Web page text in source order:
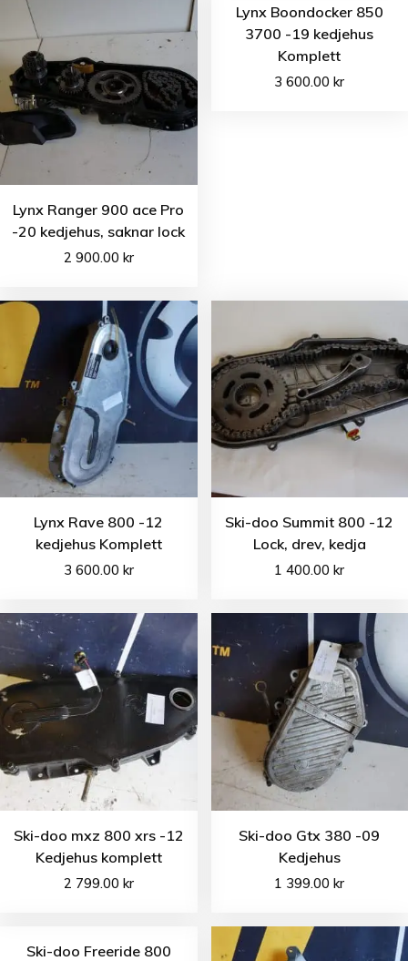
Lynx Ranger 900 ace Pro
-20 kedjehus, saknar lock
2 900.00 kr
Lynx Boondocker 850
3700 -19 kedjehus
Komplett
3 600.00kr
Lynx Rave 800 -12
kedjehus Komplett
3 600.00 kr
Ski-doo Summit 800 -12
Lock, drev, kedja
1 400.00kr
Ski-doo mxz 800 xrs -12
Kedjehus komplett
2 799.00 kr
Ski-doo Gtx 380 -09
Kedjehus
1 399.00kr
Ski-doo Freeride 800